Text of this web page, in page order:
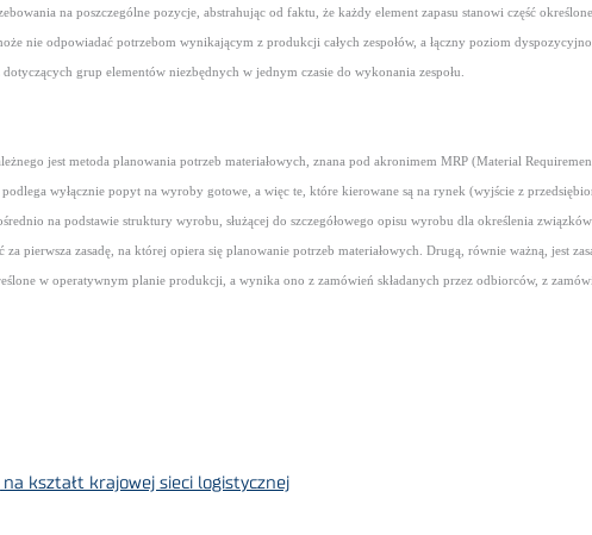
na poszczególne pozycje, abstrahując od faktu, że każdy element zapasu stanowi część
nie odpowiadać potrzebom wynikającym z produkcji całych zespołów, a łączny poziom
grup elementów niezbędnych w jednym czasie do wykonania zespołu.
jest metoda planowania potrzeb materiałowych, znana pod akronimem MRP (Material
wyłącznie popyt na wyroby gotowe, a więc te, które kierowane są na rynek (wyjście z
na podstawie struktury wyrobu, służącej do szczegółowego opisu wyrobu dla określenia
pierwsza zasadę, na której opiera się planowanie potrzeb materiałowych. Drugą, równie ważną, jest
w operatywnym planie produkcji, a wynika ono z zamówień składanych przez odbiorców, z
kształt krajowej sieci logistycznej